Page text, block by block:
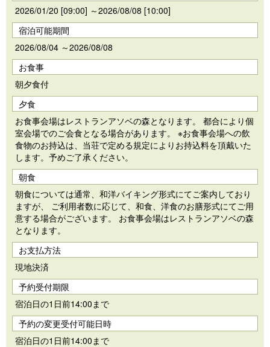
2026/01/20 [09:00] ～2026/08/08 [10:00]
宿泊可能期間
2026/08/04 ～2026/08/08
お食事
朝夕食付
夕食
お食事会場はレストランアソベの森となります。 都合により個
室会場でのご会食となる場合があります。 ※お食事会場への飲
食物のお持込は、当荘で定める規定によりお持込料を頂戴いた
します。予めご了承ください。
朝食
朝食については通常、和洋バイキング形式にてご案内しており
ますが、 ご利用者数に応じて、和食、洋食のお膳形式にてご用
意する場合がございます。 お食事会場はレストランアソベの森
となります。
お支払方法
現地決済
予約受付期限
宿泊日の1日前14:00まで
予約の変更受付可能日時
宿泊日の1日前14:00まで